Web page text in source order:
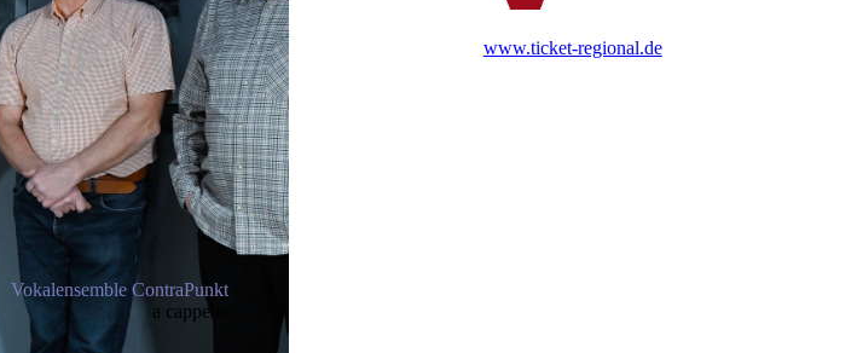
Vokalensemble ContraPunkt
a cappella
www.ticket-regional.de